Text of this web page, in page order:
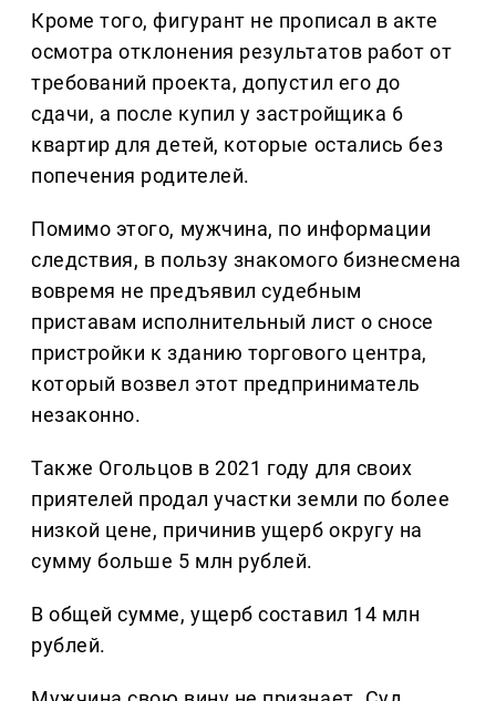
Кроме того, фигурант не прописал в акте
осмотра отклонения результатов работ от
требований проекта, допустил его до
сдачи, а после купил у застройщика 6
квартир для детей, которые остались без
попечения родителей.
Помимо этого, мужчина, по информации
следствия, в пользу знакомого бизнесмена
вовремя не предъявил судебным
приставам исполнительный лист о сносе
пристройки к зданию торгового центра,
который возвел этот предприниматель
незаконно.
Также Огольцов в 2021 году для своих
приятелей продал участки земли по более
низкой цене, причинив ущерб округу на
сумму больше 5 млн рублей.
В общей сумме, ущерб составил 14 млн
рублей.